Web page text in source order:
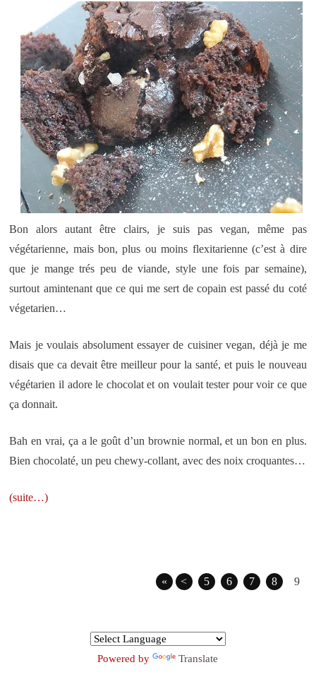
Bon alors autant être clairs, je suis pas vegan, même pas
végétarienne, mais bon, plus ou moins flexitarienne (c’est à dire
que je mange trés peu de viande, style une fois par semaine),
surtout amintenant que ce qui me sert de copain est passé du coté
végetarien…
Mais je voulais absolument essayer de cuisiner vegan, déjà je me
disais que ca devait être meilleur pour la santé, et puis le nouveau
végétarien il adore le chocolat et on voulait tester pour voir ce que
ça donnait.
Bah en vrai, ça a le goût d’un brownie normal, et un bon en plus.
Bien chocolaté, un peu chewy-collant, avec des noix croquantes…
(suite…)
« < 5 6 7 8 9
Powered by Translate